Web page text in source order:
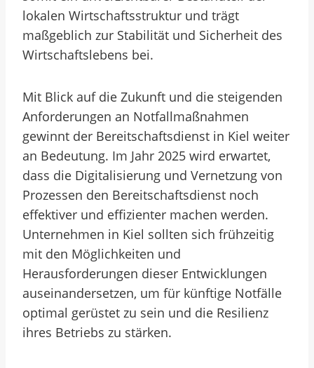
lokalen Wirtschaftsstruktur und trägt
maßgeblich zur Stabilität und Sicherheit des
Wirtschaftslebens bei.
Mit Blick auf die Zukunft und die steigenden
Anforderungen an Notfallmaßnahmen
gewinnt der Bereitschaftsdienst in Kiel weiter
an Bedeutung. Im Jahr 2025 wird erwartet,
dass die Digitalisierung und Vernetzung von
Prozessen den Bereitschaftsdienst noch
effektiver und effizienter machen werden.
Unternehmen in Kiel sollten sich frühzeitig
mit den Möglichkeiten und
Herausforderungen dieser Entwicklungen
auseinandersetzen, um für künftige Notfälle
optimal gerüstet zu sein und die Resilienz
ihres Betriebs zu stärken.